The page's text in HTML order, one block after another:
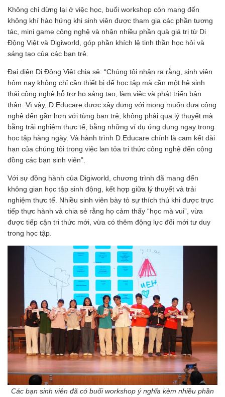
Không chỉ dừng lại ở việc học, buổi workshop còn mang đến
không khí hào hứng khi sinh viên được tham gia các phần tương
tác, mini game công nghệ và nhận nhiều phần quà giá trị từ Di
Động Việt và Digiworld, góp phần khích lệ tinh thần học hỏi và
sáng tạo của các bạn trẻ.
Đại diện Di Động Việt chia sẻ: “Chúng tôi nhận ra rằng, sinh viên
hôm nay không chỉ cần thiết bị để học tập mà cần một hệ sinh
thái công nghệ hỗ trợ họ sáng tạo, làm việc và phát triển bản
thân. Vì vậy, D.Educare được xây dựng với mong muốn đưa công
nghệ đến gần hơn với từng bạn trẻ, không phải qua lý thuyết mà
bằng trải nghiệm thực tế, bằng những ví dụ ứng dụng ngay trong
học tập hàng ngày. Và hành trình D.Educare chính là cam kết dài
hạn của chúng tôi trong việc lan tỏa tri thức công nghệ đến cộng
đồng các bạn sinh viên”.
Với sự đồng hành của Digiworld, chương trình đã mang đến
không gian học tập sinh động, kết hợp giữa lý thuyết và trải
nghiệm thực tế. Nhiều sinh viên bày tỏ sự thích thú khi được trực
tiếp thực hành và chia sẻ rằng họ cảm thấy “học mà vui”, vừa
được tiếp cận tri thức mới, vừa có thêm động lực đổi mới tư duy
trong học tập.
Các bạn sinh viên đã có buổi workshop ý nghĩa kèm nhiều phần